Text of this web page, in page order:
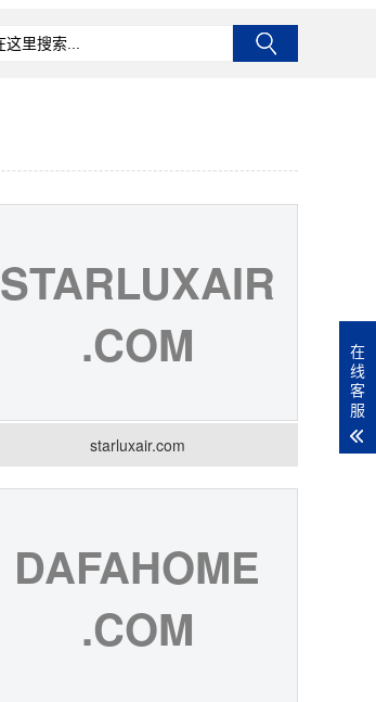
STARLUXAIR
.COM
starluxair.com
DAFAHOME
.COM
在
线
客
服